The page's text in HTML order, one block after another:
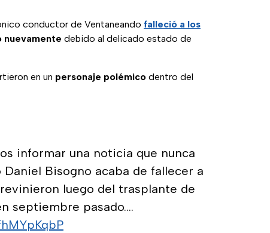
conductor de Ventaneando falleció a los
nuevamente debido al delicado estado de
en un personaje polémico dentro del
informar una noticia que nunca
Bisogno acaba de fallecer a
luego del trasplante de
septiembre pasado.…